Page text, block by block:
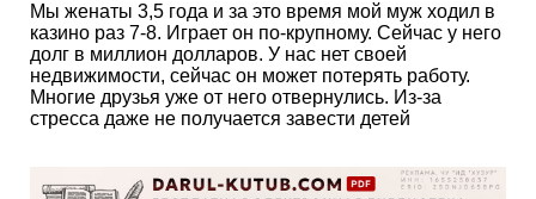
Мы женаты 3,5 года и за это время мой муж ходил в
казино раз 7-8. Играет он по-крупному. Сейчас у него
долг в миллион долларов. У нас нет своей
недвижимости, сейчас он может потерять работу.
Многие друзья уже от него отвернулись. Из-за
стресса даже не получается завести детей